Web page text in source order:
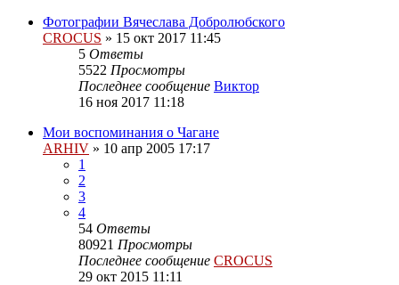
Фотографии Вячеслава Добролюбского
CROCUS » 15 окт 2017 11:45
5 Ответы
5522 Просмотры
Последнее сообщение Виктор
16 ноя 2017 11:18
Мои воспоминания о Чагане
ARHIV » 10 апр 2005 17:17
1
2
3
4
54 Ответы
80921 Просмотры
Последнее сообщение CROCUS
29 окт 2015 11:11